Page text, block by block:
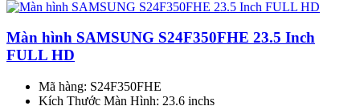
Màn hình SAMSUNG S24F350FHE 23.5 Inch
FULL HD
Mã hàng: S24F350FHE
Kích Thước Màn Hình: 23.6 inchs